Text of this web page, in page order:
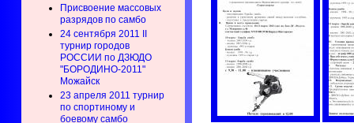
Присвоение массовых
разрядов по самбо
24 сентября 2011 II
турнир городов
РОССИИ по ДЗЮДО
"БОРОДИНО-2011"
Можайск
23 апреля 2011 турнир
по спортиному и
боевому самбо